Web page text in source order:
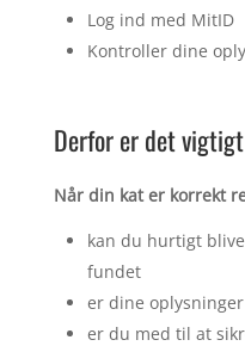
Log ind med MitID
Kontroller dine
Derfor er det vigtigt
Når din kat er korrekt
kan du hurtigt
fundet
er dine
er du med til at